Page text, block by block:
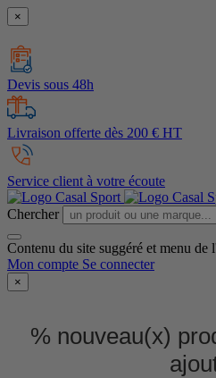
×
Devis sous 48h
Livraison offerte dès 200 € HT
Service client à votre écoute
Chercher
Contenu du site suggéré et menu de
Mon compte Se connecter
×
% nouveau(x)